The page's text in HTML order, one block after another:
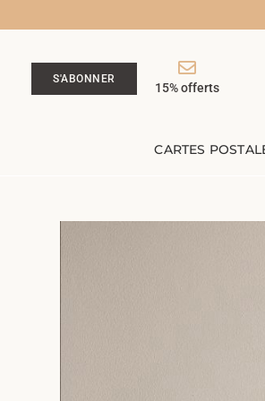
S'ABONNER
15% offerts
CARTES